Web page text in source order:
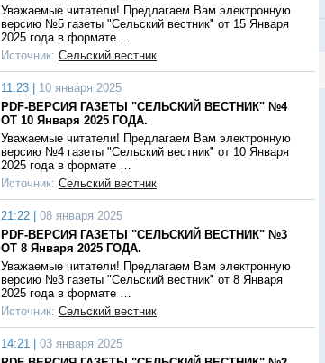
Уважаемые читатели! Предлагаем Вам электронную
версию №5 газеты "Сельский вестник" от 15 Января
2025 года в формате …
Источник: Сельский вестник
11:23 |
10 января 2025
PDF-ВЕРСИЯ ГАЗЕТЫ "СЕЛЬСКИЙ ВЕСТНИК" №4
ОТ 10 Января 2025 ГОДА.
Уважаемые читатели! Предлагаем Вам электронную
версию №4 газеты "Сельский вестник" от 10 Января
2025 года в формате …
Источник: Сельский вестник
21:22 |
08 января 2025
PDF-ВЕРСИЯ ГАЗЕТЫ "СЕЛЬСКИЙ ВЕСТНИК" №3
ОТ 8 Января 2025 ГОДА.
Уважаемые читатели! Предлагаем Вам электронную
версию №3 газеты "Сельский вестник" от 8 Января
2025 года в формате …
Источник: Сельский вестник
14:21 |
03 января 2025